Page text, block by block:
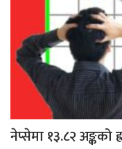
नेप्सेमा १३.८२ अङ्कको